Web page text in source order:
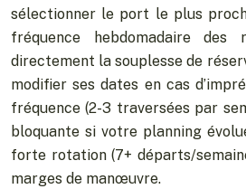
sélectionner le port le plus
fréquence hebdomadaire des
directement la souplesse de
modifier ses dates en cas
fréquence (2-3 traversées par
bloquante si votre planning
forte rotation (7+ départs/
marges de manœuvre.